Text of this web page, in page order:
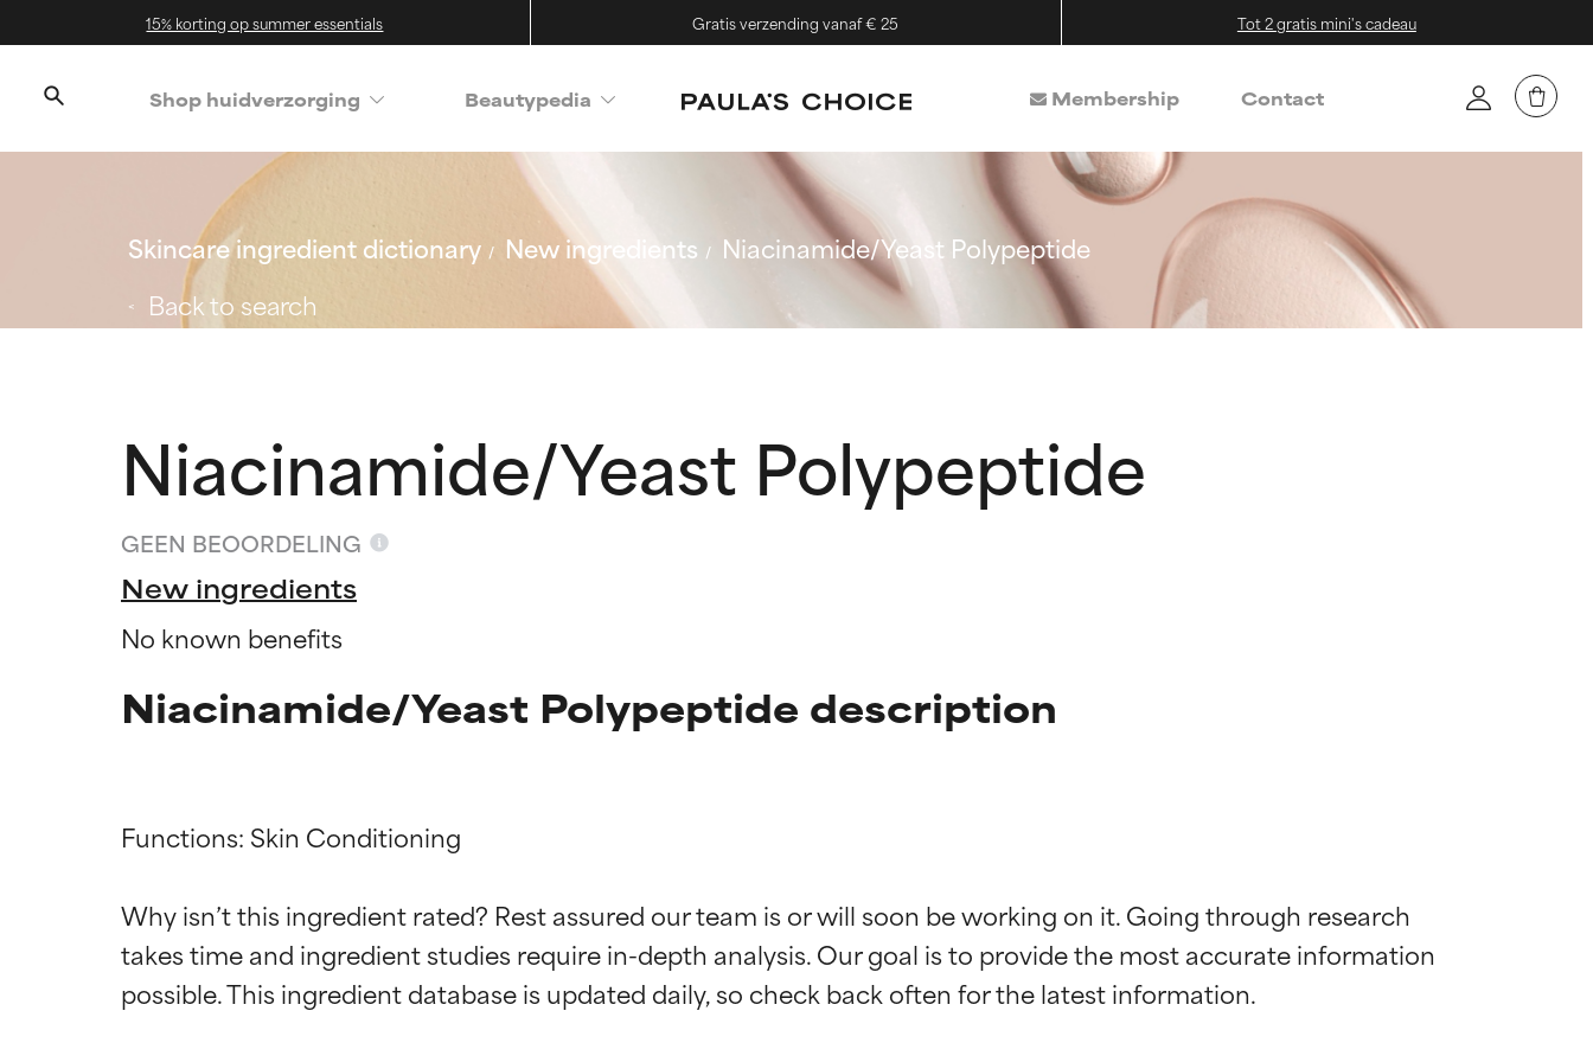
15% korting op summer essentials Gratis verzending vanaf € 25 Tot 2 gratis mini's cadeau
Shop huidverzorging Beautypedia Membership Contact
Skincare ingredient dictionary New ingredients
Niacinamide/Yeast Polypeptide
Back to search
Niacinamide/Yeast Polypeptide
GEEN BEOORDELING
New ingredients
No known benefits
Niacinamide/Yeast Polypeptide description
Functions: Skin Conditioning
Why isn’t this ingredient rated? Rest assured our team is or will soon be working on it. Going through research
takes time and ingredient studies require in-depth analysis. Our goal is to provide the most accurate information
Beoordelingen van ingrediënten
BESTE
Beoordelingen van ingrediënten
BESTE